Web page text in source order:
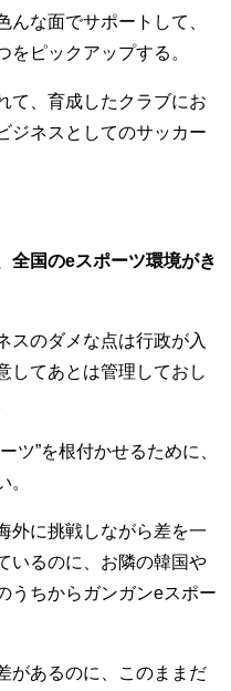
な面でサポートして、
をピックアップする。
て、育成したクラブにお
ジネスとしてのサッカー
全国のeスポーツ環境がき
スのダメな点は行政が入
してあとは管理しておし
ツ”を根付かせるために、
。
外に挑戦しながら差を一
いるのに、お隣の韓国や
うちからガンガンeスポー
があるのに、このままだ